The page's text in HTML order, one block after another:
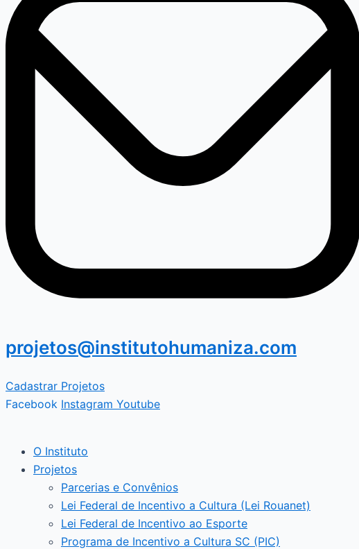
projetos@institutohumaniza.com
Cadastrar Projetos
Facebook Instagram Youtube
O Instituto
Projetos
Parcerias e Convênios
Lei Federal de Incentivo a Cultura (Lei Rouanet)
Lei Federal de Incentivo ao Esporte
Programa de Incentivo a Cultura SC (PIC)